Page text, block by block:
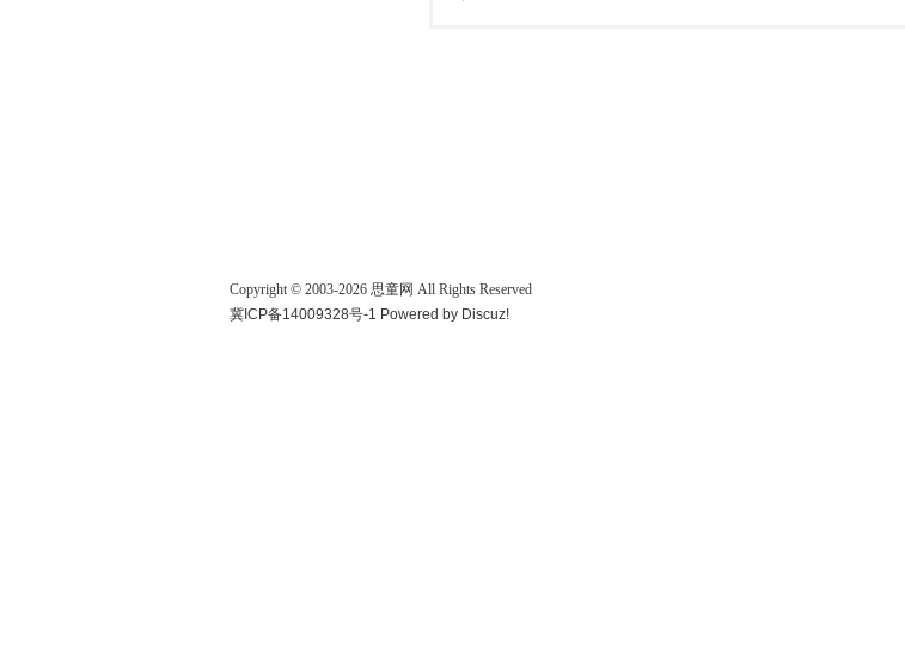
Copyright © 2003-2026 思童网 All Rights Reserved
冀ICP备14009328号-1 Powered by Discuz!